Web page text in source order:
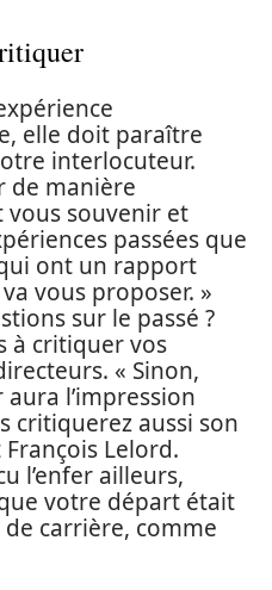
elle doit paraître
interlocuteur.
de manière
vous souvenir et
passées que
ont un rapport
vous proposer. »
sur le passé ?
à critiquer vos
« Sinon,
l’impression
critiquerez aussi son
Lelord.
l’enfer ailleurs,
votre départ était
carrière, comme